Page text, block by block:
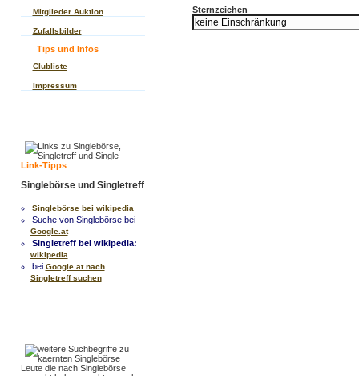
Mitglieder Auktion
Zufallsbilder
Tips und Infos
Clubliste
Impressum
Link-Tipps
Singlebörse und Singletreff
Singlebörse bei wikipedia
Suche von Singlebörse bei
Google.at
Singletreff bei wikipedia:
wikipedia
bei Google.at nach
Singletreff suchen
Leute die nach Singlebörse
Sternzeichen